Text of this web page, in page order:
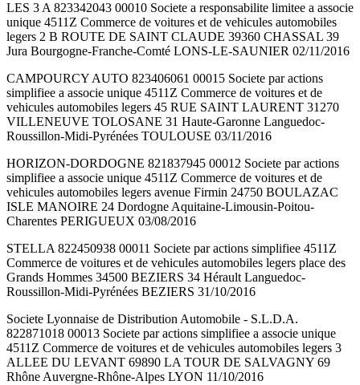
LES 3 A 823342043 00010 Societe a responsabilite limitee a associe
unique 4511Z Commerce de voitures et de vehicules automobiles
legers 2 B ROUTE DE SAINT CLAUDE 39360 CHASSAL 39
Jura Bourgogne-Franche-Comté LONS-LE-SAUNIER 02/11/2016
CAMPOURCY AUTO 823406061 00015 Societe par actions
simplifiee a associe unique 4511Z Commerce de voitures et de
vehicules automobiles legers 45 RUE SAINT LAURENT 31270
VILLENEUVE TOLOSANE 31 Haute-Garonne Languedoc-
Roussillon-Midi-Pyrénées TOULOUSE 03/11/2016
HORIZON-DORDOGNE 821837945 00012 Societe par actions
simplifiee a associe unique 4511Z Commerce de voitures et de
vehicules automobiles legers avenue Firmin 24750 BOULAZAC
ISLE MANOIRE 24 Dordogne Aquitaine-Limousin-Poitou-
Charentes PERIGUEUX 03/08/2016
STELLA 822450938 00011 Societe par actions simplifiee 4511Z
Commerce de voitures et de vehicules automobiles legers place des
Grands Hommes 34500 BEZIERS 34 Hérault Languedoc-
Roussillon-Midi-Pyrénées BEZIERS 31/10/2016
Societe Lyonnaise de Distribution Automobile - S.L.D.A.
822871018 00013 Societe par actions simplifiee a associe unique
4511Z Commerce de voitures et de vehicules automobiles legers 3
ALLEE DU LEVANT 69890 LA TOUR DE SALVAGNY 69
Rhône Auvergne-Rhône-Alpes LYON 11/10/2016